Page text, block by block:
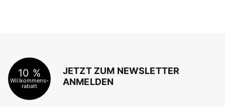
10 %
Willkommens-
rabatt
JETZT ZUM NEWSLETTER
ANMELDEN